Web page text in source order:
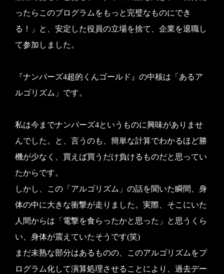
ったらこのブログラムをもっと完璧なものにでき
る！」と、安定した役員の立場を捨て、企業を退職し
て参加しました。
『ナンバーズ4超的くんゴールド』の中核は「あるア
ルゴリズム」です。
私は今までナンバーズ4というものに興味がありませ
んでした。と、言うのも、簡単な計算でわかるほど勝
機が少なく、買えば買うだけ負けるものだと思ってい
たからです。
しかし、この「アルゴリズム」の話を聞いた瞬間、身
体の中に大きな衝撃が走りました。実際、そこにいた
人間からは「電撃を食らったかと思った」と思うくら
い、身体が震えていたそうです(笑)
まだ未熟な部分はあるものの、このアルゴリズムをプ
ログラム化して演算処理させることにより、過去デー